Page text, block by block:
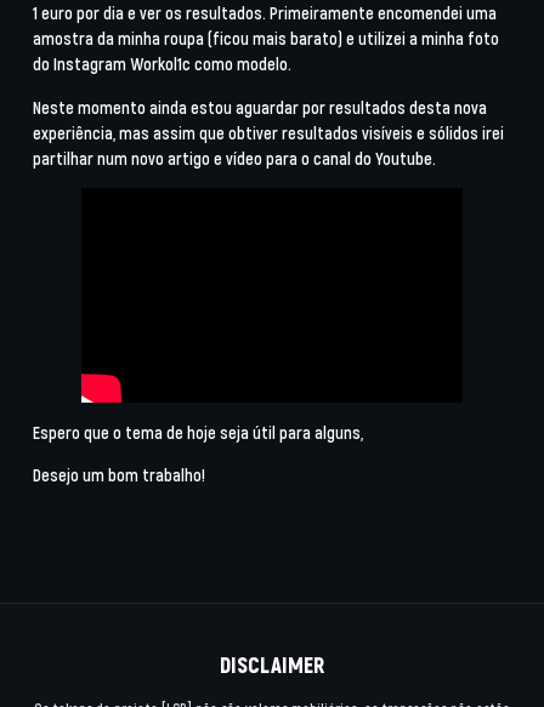
1 euro por dia e ver os resultados. Primeiramente encomendei uma
amostra da minha roupa (ficou mais barato) e utilizei a minha foto
do Instagram Workol1c como modelo.
Neste momento ainda estou aguardar por resultados desta nova
experiência, mas assim que obtiver resultados visíveis e sólidos irei
partilhar num novo artigo e vídeo para o canal do Youtube.
Espero que o tema de hoje seja útil para alguns,
Desejo um bom trabalho!
DISCLAIMER